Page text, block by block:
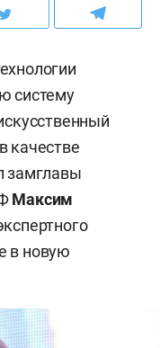
систему
качестве
замглавы
Максим
в новую